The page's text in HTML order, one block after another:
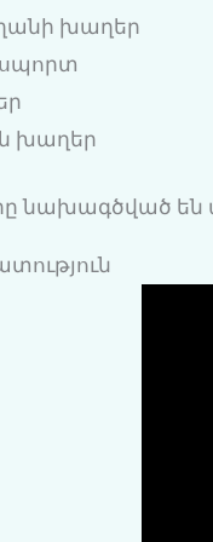
խաղեր
խաղեր
նախագծված